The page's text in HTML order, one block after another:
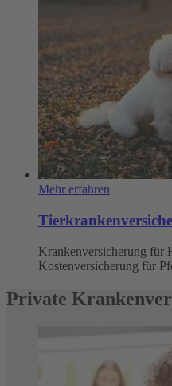
Mehr erfahren
Krankenversicherung für
Kostenversicherung für
Private